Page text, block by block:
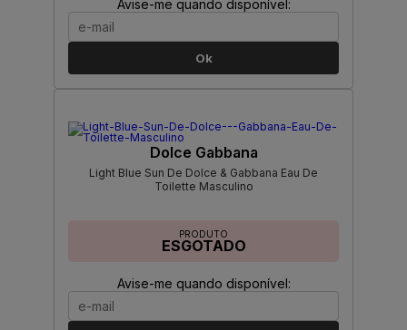
Avise-me quando disponível:
Ok
Dolce Gabbana
Light Blue Sun De Dolce & Gabbana Eau De
Toilette Masculino
PRODUTO
ESGOTADO
Avise-me quando disponível: